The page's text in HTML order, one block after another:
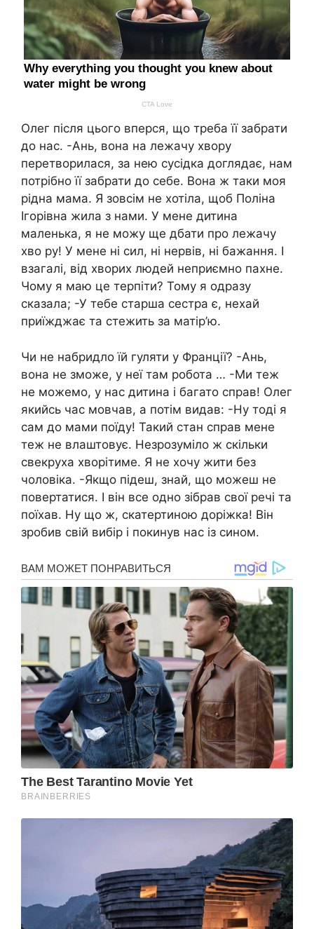
Олег після цього вперся, що треба її забрати
до нас. -Ань, вона на лежачу хвору
перетворилася, за нею сусідка доглядає, нам
потрібно її забрати до себе. Вона ж таки моя
рідна мама. Я зовсім не хотіла, щоб Поліна
Ігорівна жила з нами. У мене дитина
маленька, я не можу ще дбати про лежачу
хво ру! У мене ні сил, ні нервів, ні бажання. І
взагалі, від хворих людей неприємно пахне.
Чому я маю це терпіти? Тому я одразу
сказала; -У тебе старша сестра є, нехай
приїжджає та стежить за матір’ю.
Чи не набридло їй гуляти у Франції? -Ань,
вона не зможе, у неї там робота … -Ми теж
не можемо, у нас дитина і багато справ! Олег
якийсь час мовчав, а потім видав: -Ну тоді я
сам до мами поїду! Такий стан справ мене
теж не влаштовує. Незрозуміло ж скільки
свекруха хворітиме. Я не хочу жити без
чоловіка. -Якщо підеш, знай, що можеш не
повертатися. І він все одно зібрав свої речі та
поїхав. Ну що ж, скатертиною доріжка! Він
зробив свій вибір і покинув нас із сином.